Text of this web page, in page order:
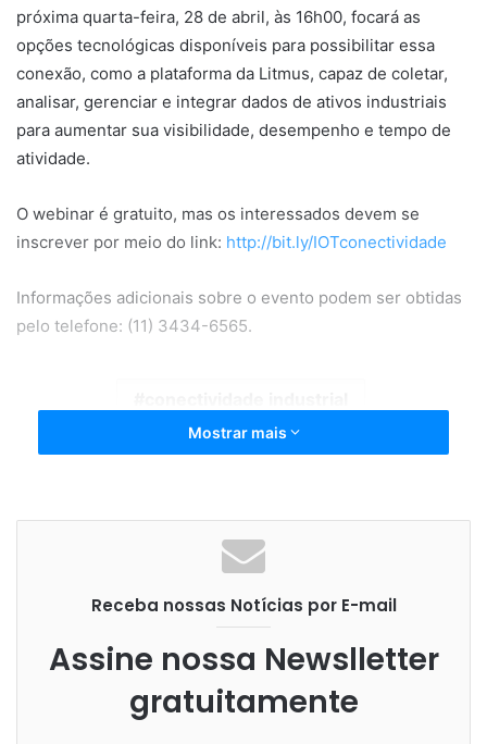
próxima quarta-feira, 28 de abril, às 16h00, focará as
opções tecnológicas disponíveis para possibilitar essa
conexão, como a plataforma da Litmus, capaz de coletar,
analisar, gerenciar e integrar dados de ativos industriais
para aumentar sua visibilidade, desempenho e tempo de
atividade.
O webinar é gratuito, mas os interessados devem se
inscrever por meio do link: http://bit.ly/IOTconectividade
Informações adicionais sobre o evento podem ser obtidas
pelo telefone: (11) 3434-6565.
Industrial-IoT Solutions
plataforma da Litmus
Mostrar mais
Receba nossas Notícias por E-mail
Assine nossa Newslletter
gratuitamente